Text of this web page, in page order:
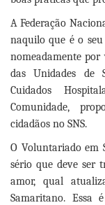
A Federação
naquilo que é o
nomeadamente
das Unidades de
Cuidados
Comunidade,
cidadãos no SNS.
O Voluntariado em
sério que deve ser
amor, qual
Samaritano.